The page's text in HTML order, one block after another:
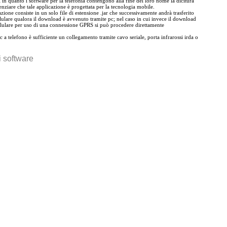
che tale applicazione è progettata per la tecnologia mobile.
consiste in un solo file di estensione .jar che successivamente andrà trasferito
qualora il download è avvenuto tramite pc; nel caso in cui invece il download
per uso di una connessione GPRS si può procedere direttamente
a telefono è sufficiente un collegamento tramite cavo seriale, porta infrarossi irda o
software